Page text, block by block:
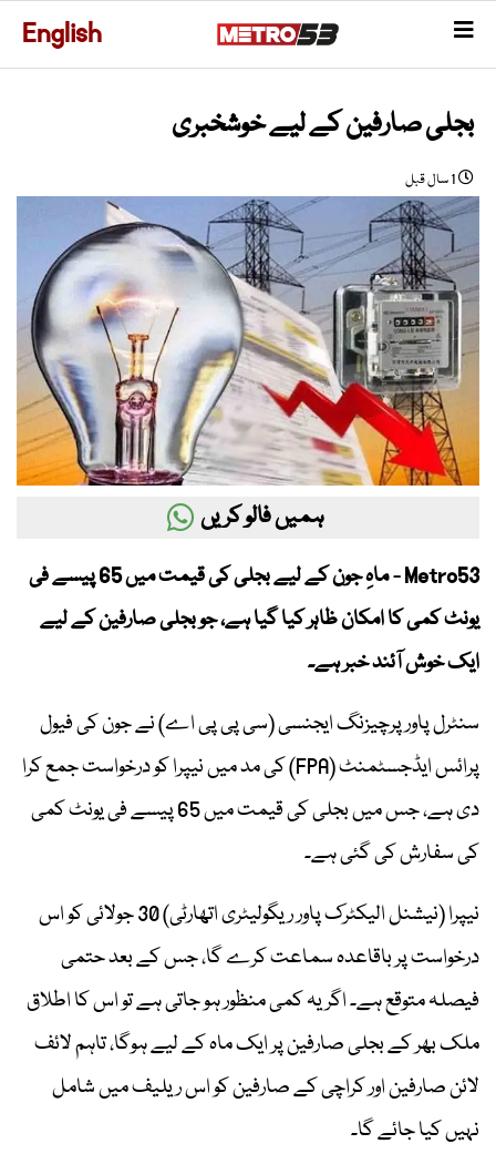
English
بجلی صارفین کے لیے خوشخبری
1 سال قبل
ہمیں فالو کریں
Metro53 - ماہِ جون کے لیے بجلی کی قیمت میں 65 پیسے فی
یونٹ کمی کا امکان ظاہر کیا گیا ہے، جو بجلی صارفین کے لیے
ایک خوش آئند خبر ہے۔
سنٹرل پاور پرچیزنگ ایجنسی (سی پی پی اے) نے جون کی فیول
پرائس ایڈجسٹمنٹ (FPA) کی مد میں نیپرا کو درخواست جمع کرا
دی ہے، جس میں بجلی کی قیمت میں 65 پیسے فی یونٹ کمی
کی سفارش کی گئی ہے۔
نیپرا (نیشنل الیکٹرک پاور ریگولیٹری اتھارٹی) 30 جولائی کو اس
درخواست پر باقاعدہ سماعت کرے گا، جس کے بعد حتمی
فیصلہ متوقع ہے۔ اگر یہ کمی منظور ہو جاتی ہے تو اس کا اطلاق
ملک بھر کے بجلی صارفین پر ایک ماہ کے لیے ہوگا، تاہم لائف
لائن صارفین اور کراچی کے صارفین کو اس ریلیف میں شامل
نہیں کیا جائے گا۔